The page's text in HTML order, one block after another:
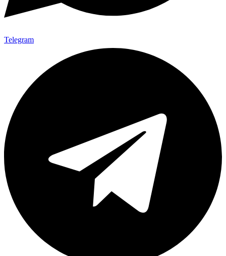
Telegram